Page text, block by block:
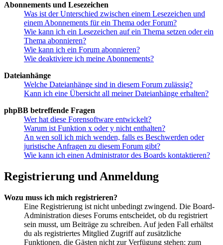
Abonnements und Lesezeichen
Was ist der Unterschied zwischen einem Lesezeichen und
einem Abonnements für ein Thema oder Forum?
Wie kann ich ein Lesezeichen auf ein Thema setzen oder ein
Thema abonnieren?
Wie kann ich ein Forum abonnieren?
Wie deaktiviere ich meine Abonnements?
Dateianhänge
Welche Dateianhänge sind in diesem Forum zulässig?
Kann ich eine Übersicht all meiner Dateianhänge erhalten?
phpBB betreffende Fragen
Wer hat diese Forensoftware entwickelt?
Warum ist Funktion x oder y nicht enthalten?
An wen soll ich mich wenden, falls es Beschwerden oder
juristische Anfragen zu diesem Forum gibt?
Wie kann ich einen Administrator des Boards kontaktieren?
Registrierung und Anmeldung
Wozu muss ich mich registrieren?
Eine Registrierung ist nicht unbedingt zwingend. Die Board-
Administration dieses Forums entscheidet, ob du registriert
sein musst, um Beiträge zu schreiben. Auf jeden Fall erhältst
du als registriertes Mitglied Zugriff auf zusätzliche
Funktionen, die Gästen nicht zur Verfügung stehen: zum